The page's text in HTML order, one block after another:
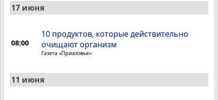
17 июня
08:00
10 продуктов, которые действительно
очищают организм
Газета «Приазовье»
11 июня